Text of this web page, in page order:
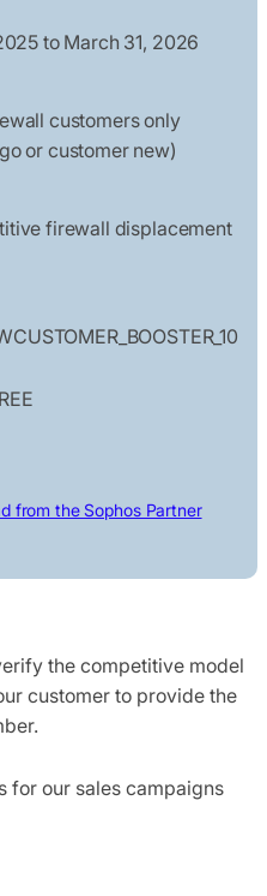
to March 31, 2026
customers only
or customer new)
firewall displacement
from the Sophos Partner
the competitive model
customer to provide the
for our sales campaigns